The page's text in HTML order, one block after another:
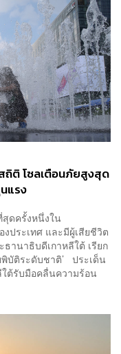
ถิติ โซลเตือนภัยสูงสุด
แรง
ดครั้งหนึ่งใน
ประเทศ และมีผู้เสียชีวิต
านาธิบดีเกาหลีใต้ เรียก
พิบัติระดับชาติ’ ประเด็น
ต้รับมือคลื่นความร้อน